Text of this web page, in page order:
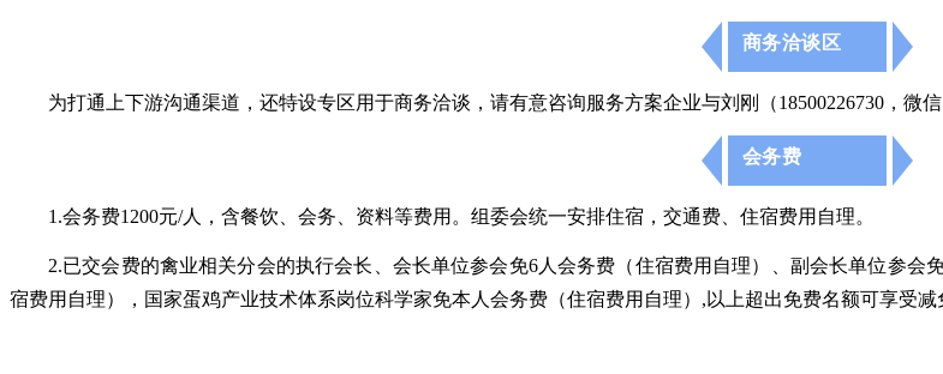
商务洽谈区
为打通上下游沟通渠道，还特设专区用于商务洽谈，请有意咨询服务方案企业与刘刚（18500226730，微信
会务费
1.会务费1200元/人，含餐饮、会务、资料等费用。组委会统一安排住宿，交通费、住宿费用自理。
2.已交会费的禽业相关分会的执行会长、会长单位参会免6人会务费（住宿费用自理）、副会长单位参
宿费用自理），国家蛋鸡产业技术体系岗位科学家免本人会务费（住宿费用自理）,以上超出免费名额可享受减